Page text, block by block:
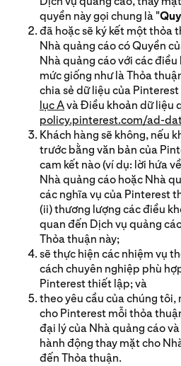
quyền này gọi chung là "
đã hoặc sẽ ký kết một thỏa
Nhà quảng cáo có Quyền
Nhà quảng cáo với các
mức giống như là Thỏa
chia sẻ dữ liệu của
lục Avà Điều khoản dữ liệu
policy.pinterest.com/ad-
Khách hàng sẽ không, nếu
trước bằng văn bản của
cam kết nào (ví dụ: lời hứa
Nhà quảng cáo hoặc Nhà
các nghĩa vụ của Pinterest
(ii) thương lượng các điều
quan đến Dịch vụ quảng
Thỏa thuận này;
sẽ thực hiện các nhiệm vụ
cách chuyên nghiệp phù
Pinterest thiết lập; và
theo yêu cầu của chúng tôi,
cho Pinterest mỗi thỏa
đại lý của Nhà quảng cáo
hành động thay mặt cho
đến Thỏa thuận.